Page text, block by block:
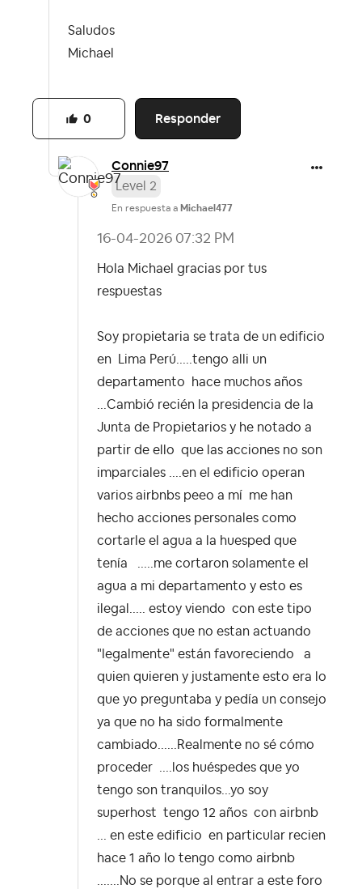
Saludos
Michael
Responder
0
Connie97
Level 2
En respuesta a Michael477
‎16-04-2026 07:32 PM
Hola Michael gracias por tus
respuestas
Soy propietaria se trata de un edificio
en Lima Perú.....tengo alli un
departamento hace muchos años
...Cambió recién la presidencia de la
Junta de Propietarios y he notado a
partir de ello que las acciones no son
imparciales ....en el edificio operan
varios airbnbs peeo a mí me han
hecho acciones personales como
cortarle el agua a la huesped que
tenía .....me cortaron solamente el
agua a mi departamento y esto es
ilegal..... estoy viendo con este tipo
de acciones que no estan actuando
"legalmente" están favoreciendo a
quien quieren y justamente esto era lo
que yo preguntaba y pedía un consejo
ya que no ha sido formalmente
cambiado......Realmente no sé cómo
proceder ....los huéspedes que yo
tengo son tranquilos...yo soy
superhost tengo 12 años con airbnb
... en este edificio en particular recien
hace 1 año lo tengo como airbnb
.......No se porque al entrar a este foro